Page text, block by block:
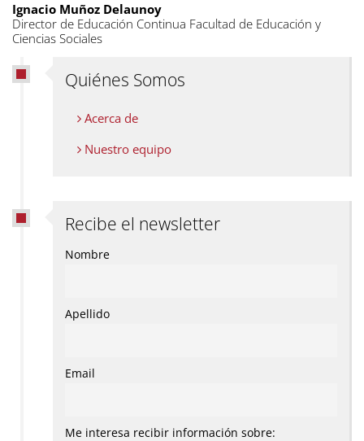
Ignacio Muñoz Delaunoy
Director de Educación Continua Facultad de Educación y
Ciencias Sociales
Quiénes Somos
Acerca de
Nuestro equipo
Recibe el newsletter
Nombre
Apellido
Email
Me interesa recibir información sobre: